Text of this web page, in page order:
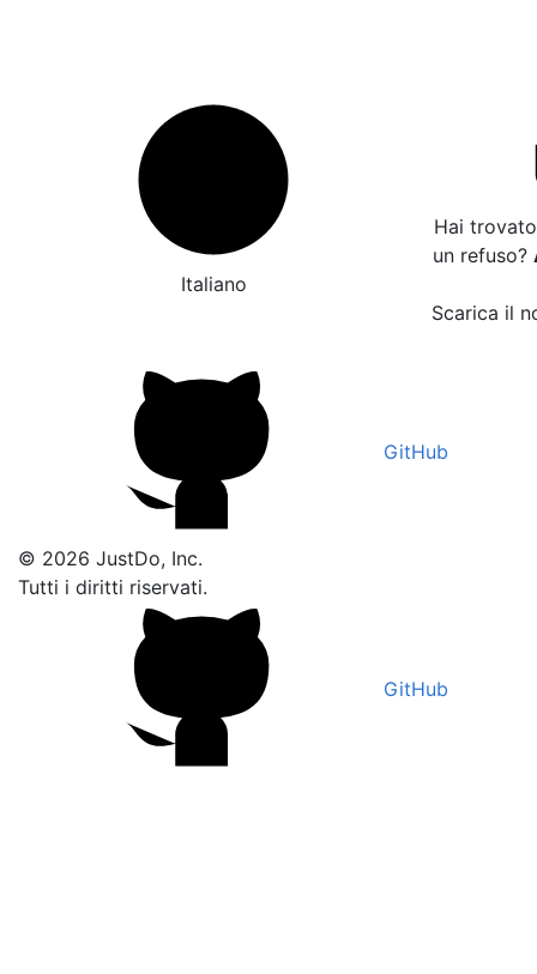
Italiano
Hai
un refuso?
Scarica il
GitHub
© 2026 JustDo, Inc.
Tutti i diritti riservati.
GitHub